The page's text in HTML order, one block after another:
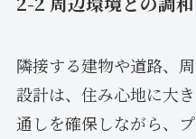
隣接する建物や道路、
設計は、住み心地に大
通しを確保しながら、